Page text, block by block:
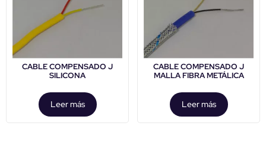
CABLE COMPENSADO J
SILICONA
Leer más
CABLE COMPENSADO J
MALLA FIBRA METÁLICA
Leer más